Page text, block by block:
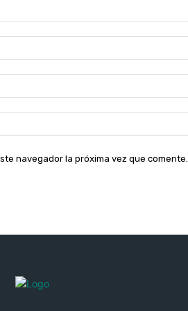
navegador la próxima vez que comente.